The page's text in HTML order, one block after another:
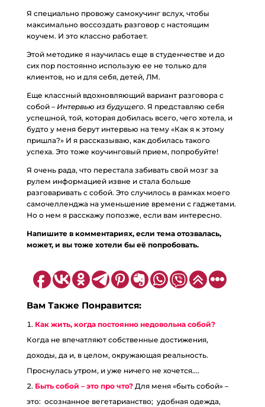
Я специально провожу самокучинг вслух, чтобы
максимально воссоздать разговор с настоящим
коучем. И это классно работает.
Этой методике я научилась еще в студенчестве и до
сих пор постоянно использую ее не только для
клиентов, но и для себя, детей, ЛМ.
Еще классный вдохновляющий вариант разговора с
собой – Интервью из будущего. Я представляю себя
успешной, той, которая добилась всего, чего хотела, и
будто у меня берут интервью на тему «Как я к этому
пришла?» И я рассказываю, как добилась такого
успеха. Это тоже коучинговый прием, попробуйте!
Я очень рада, что перестала забивать свой мозг за
рулем информацией извне и стала больше
разговаривать с собой. Это случилось в рамках моего
самочелленджа на уменьшение времени с гаджетами.
Но о нем я расскажу попозже, если вам интересно.
Напишите в комментариях, если тема отозвалась,
может, и вы тоже хотели бы её попробовать.
Вам Также Понравится:
Как жить, когда постоянно недовольна собой?
Когда не впечатляют собственные достижения,
доходы, да и, в целом, окружающая реальность. ⠀
Проснулась утром, и уже ничего не хочется....
Быть собой – это про что? Для меня «быть собой» –
это: осознанное вегетарианство; удобная одежда,